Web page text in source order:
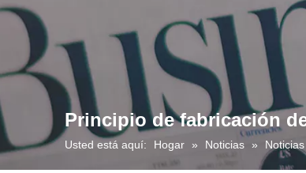
Principio de fabricación
Usted está aquí: Hogar » Noticias »